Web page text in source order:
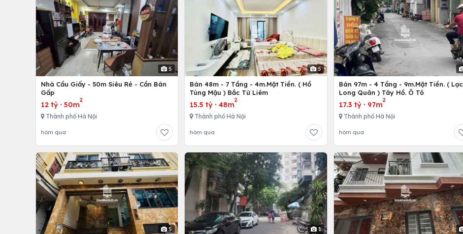
5
Nhà Cầu Giấy - 50m Siêu Rẻ - Cần Bán
Gấp
12 tỷ · 50m
2
Thành phố Hà Nội
hôm qua
5
Bán 48m - 7 Tầng - 4m.Mặt Tiền. ( Hồ
Tùng Mậu ) Bắc Từ Liêm
15.5 tỷ ·48m
2
Thành phố Hà Nội
hôm qua
Bán 97m - 4 Tầng - 9m.Mặt Tiền. ( Lạc
Long Quân ) Tây Hồ. Ô Tô
17.3 tỷ· 97m
2
Thành phố Hà Nội
hôm qua
5 1